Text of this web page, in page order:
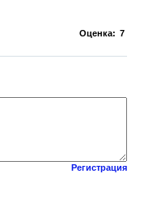
Оценка: 7
Регистрация